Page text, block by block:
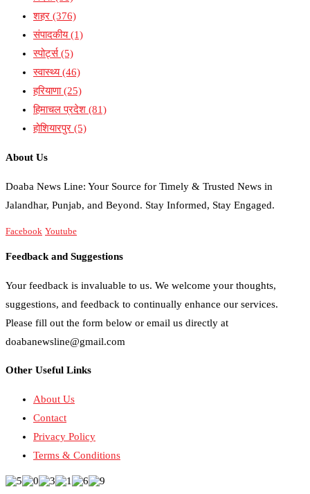
शहर (376)
संपादकीय(1)
स्पोर्ट्स(5)
स्वास्थ्य(46)
हरियाणा(25)
हिमाचल प्रदेश (81)
होशियारपुर (5)
About Us
Doaba News Line: Your Source for Timely & Trusted News in
Jalandhar, Punjab, and Beyond. Stay Informed, Stay Engaged.
Facebook Youtube
Feedback and Suggestions
Your feedback is invaluable to us. We welcome your thoughts,
suggestions, and feedback to continually enhance our services.
Please fill out the form below or email us directly at
doabanewsline@gmail.com
Other Useful Links
About Us
Contact
Privacy Policy
Terms & Conditions